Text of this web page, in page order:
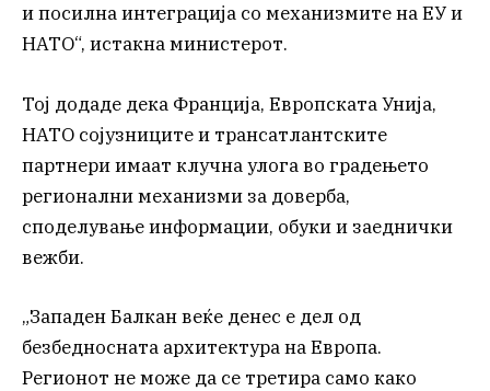
и посилна интеграција со механизмите на ЕУ и
НАТО“, истакна министерот.
Тој додаде дека Франција, Европската Унија,
НАТО сојузниците и трансатлантските
партнери имаат клучна улога во градењето
регионални механизми за доверба,
споделување информации, обуки и заеднички
вежби.
„Западен Балкан веќе денес е дел од
безбедносната архитектура на Европа.
Регионот не може да се третира само како